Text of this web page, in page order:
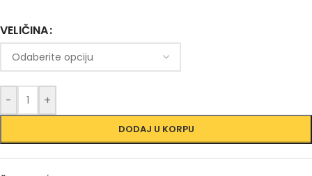
VELIČINA
- +
DODAJ U KORPU